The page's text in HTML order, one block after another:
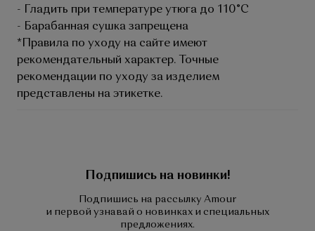
- Гладить при температуре утюга до 110°C
- Барабанная сушка запрещена
*Правила по уходу на сайте имеют
рекомендательный характер. Точные
рекомендации по уходу за изделием
представлены на этикетке.
Подпишись на новинки!
Подпишись на рассылку Amour
и первой узнавай о новинках и специальных
предложениях.